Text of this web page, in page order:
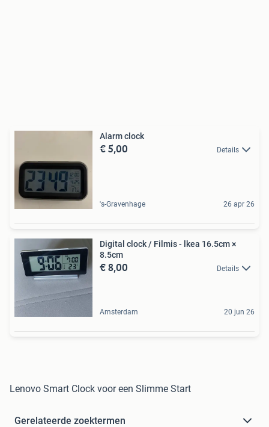
Alarm clock
€ 5,00 Details
's-Gravenhage 26 apr 26
Digital clock / Filmis - lkea 16.5cm ×
8.5cm
€ 8,00 Details
Amsterdam 20 jun 26
Lenovo Smart Clock voor een Slimme Start
Gerelateerde zoektermen